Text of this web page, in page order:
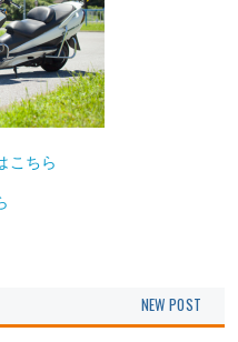
こちら